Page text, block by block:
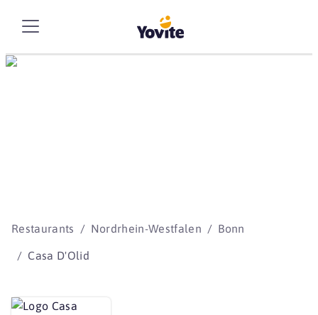
Restaurants Nordrhein-Westfalen Bonn
Casa D'Olid